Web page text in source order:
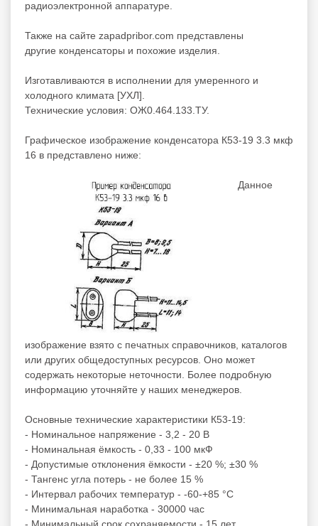
радиоэлектронной аппаратуре.
Также на сайте zapadpribor.com представлены
другие конденсаторы и похожие изделия.
Изготавливаются в исполнении для умеренного и
холодного климата [УХЛ].
Технические условия: ОЖ0.464.133.ТУ.
Графическое изображение конденсатора К53-19 3.3 мкф
16 в представлено ниже:
Данное
изображение взято с печатных справочников, каталогов
или других общедоступных ресурсов. Оно может
содержать некоторые неточности. Более подробную
информацию уточняйте у наших менеджеров.
Основные технические характеристики К53-19:
- Номинальное напряжение - 3,2 - 20 В
- Номинальная ёмкость - 0,33 - 100 мкФ
- Допустимые отклонения ёмкости - ±20 %; ±30 %
- Тангенс угла потерь - не более 15 %
- Интервал рабочих температур - -60-+85 °С
- Минимальная наработка - 30000 час